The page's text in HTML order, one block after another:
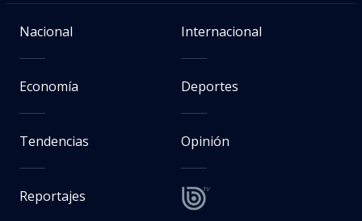
Nacional Internacional
Economía Deportes
Tendencias Opinión
Reportajes